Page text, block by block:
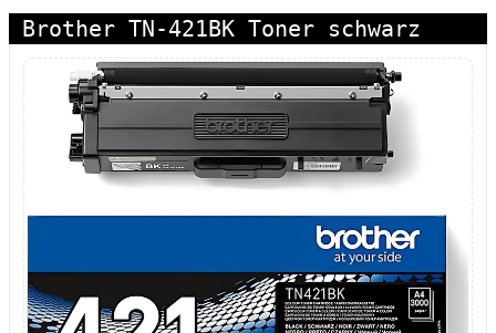
Brother TN-421BK Toner schwarz